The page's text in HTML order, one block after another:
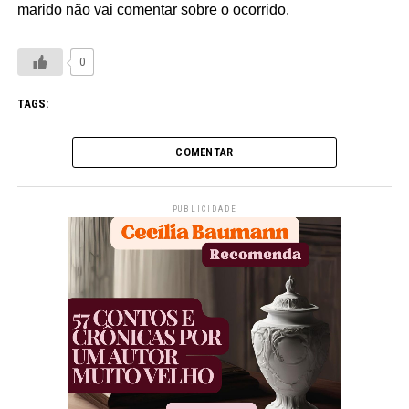
marido não vai comentar sobre o ocorrido.
0
TAGS:
COMENTAR
PUBLICIDADE